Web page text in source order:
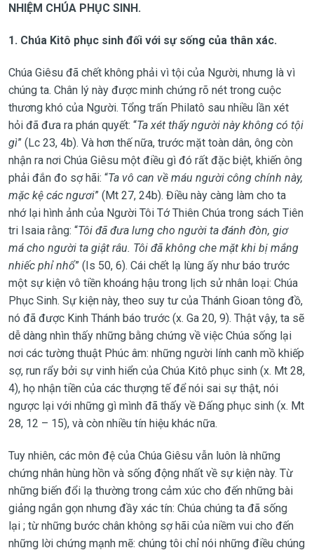
NHIỆM CHÚA PHỤC SINH.
1. Chúa Kitô phục sinh đối với sự sống của thân xác.
Chúa Giêsu đã chết không phải vì tội của Người, nhưng là vì
chúng ta. Chân lý này được minh chứng rõ nét trong cuộc
thương khó của Người. Tổng trấn Philatô sau nhiều lần xét
hỏi đã đưa ra phán quyết: “Ta xét thấy người này không có tội
gì” (Lc 23, 4b). Và hơn thế nữa, trước mặt toàn dân, ông còn
nhận ra nơi Chúa Giêsu một điều gì đó rất đặc biệt, khiến ông
phải đắn đo sợ hãi: “Ta vô can về máu người công chính này,
mặc kệ các ngươi” (Mt 27, 24b). Điều này càng làm cho ta
nhớ lại hình ảnh của Người Tôi Tớ Thiên Chúa trong sách Tiên
tri Isaia rằng: “Tôi đã đưa lưng cho người ta đánh đòn, giơ
má cho người ta giật râu. Tôi đã không che mặt khi bị mắng
nhiếc phỉ nhổ” (Is 50, 6). Cái chết lạ lùng ấy như báo trước
một sự kiện vô tiền khoáng hậu trong lịch sử nhân loại: Chúa
Phục Sinh. Sự kiện này, theo suy tư của Thánh Gioan tông đồ,
nó đã được Kinh Thánh báo trước (x. Ga 20, 9). Thật vậy, ta sẽ
dễ dàng nhìn thấy những bằng chứng về việc Chúa sống lại
nơi các tường thuật Phúc âm: những người lính canh mồ khiếp
sợ, run rẩy bởi sự vinh hiển của Chúa Kitô phục sinh (x. Mt 28,
4), họ nhận tiền của các thượng tế để nói sai sự thật, nói
ngược lại với những gì mình đã thấy về Đấng phục sinh (x. Mt
28, 12 – 15), và còn nhiều tín hiệu khác nữa.
Tuy nhiên, các môn đệ của Chúa Giêsu vẫn luôn là những
chứng nhân hùng hồn và sống động nhất về sự kiện này. Từ
những biến đổi lạ thường trong cảm xúc cho đến những bài
giảng ngắn gọn nhưng đầy xác tín: Chúa chúng ta đã sống
lại ; từ những bước chân không sợ hãi của niềm vui cho đến
những lời chứng mạnh mẽ: chúng tôi chỉ nói những điều chúng